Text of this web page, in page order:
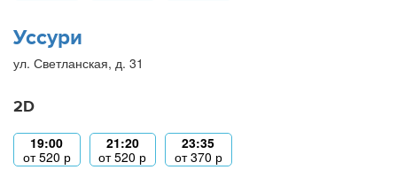
Уссури
ул. Светланская, д. 31
2D
19:00
от520 р
21:20
от520 р
23:35
от370 р